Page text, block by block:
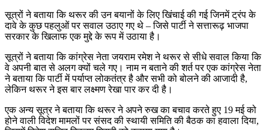
सूत्रों ने बताया कि थरूर की उन बयानों के लिए खिंचाई की गई जिनमें ट्रंप के
दावे के कुछ पहलुओं पर सवाल उठाए गए थे – जिसे पार्टी ने सत्तारूढ़ भाजपा
सरकार के खिलाफ एक मुद्दे के रूप में उठाया है।
सूत्रों ने बताया कि कांग्रेस नेता जयराम रमेश ने थरूर से सीधे सवाल किया कि
वे अपनी बात से अलग क्यों चले गए। नाम न बताने की शर्त पर एक कांग्रेस नेता
ने बताया कि पार्टी में पर्याप्त लोकतंत्र है और सभी को बोलने की आजादी है,
लेकिन थरूर ने इस बार लक्ष्मण रेखा पार कर दी है।
एक अन्य सूत्र ने बताया कि थरूर ने अपने रुख का बचाव करते हुए 19 मई को
होने वाली विदेश मामलों पर संसद की स्थायी समिति की बैठक का हवाला दिया,